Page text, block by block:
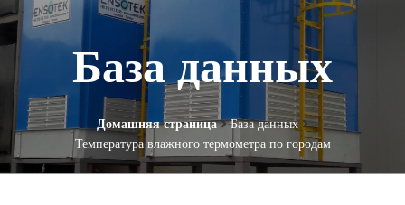
База данных
Домашняя страница
База данных
Температура влажного термометра по городам